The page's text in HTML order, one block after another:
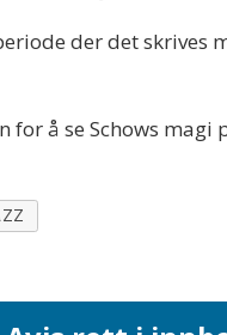
der det
å se Schows magi